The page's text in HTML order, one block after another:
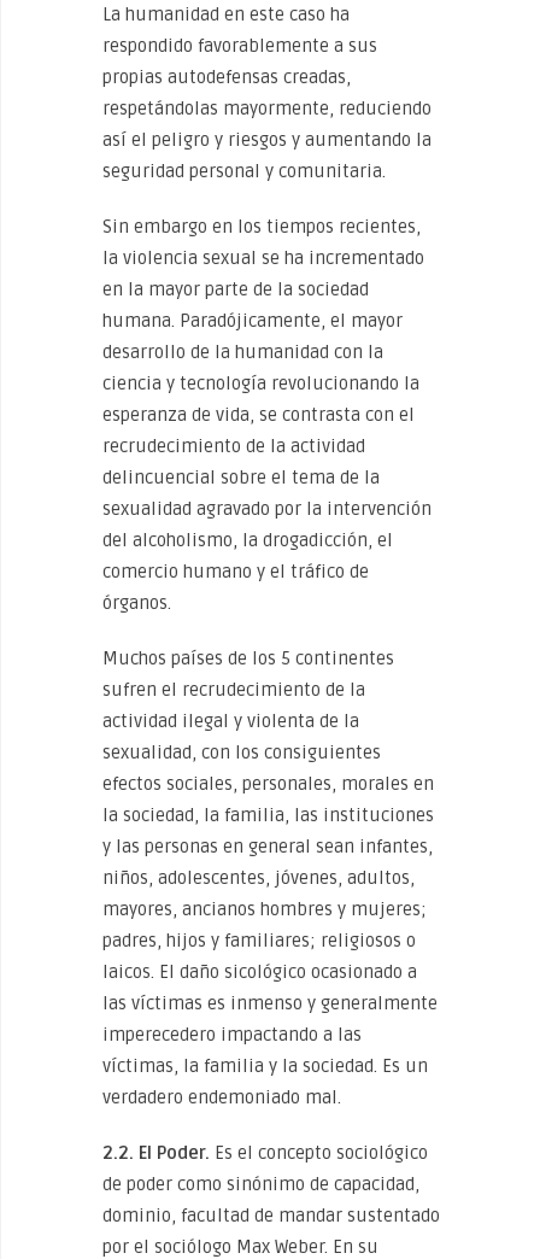
La humanidad en este caso ha
respondido favorablemente a sus
propias autodefensas creadas,
respetándolas mayormente, reduciendo
así el peligro y riesgos y aumentando la
seguridad personal y comunitaria.
Sin embargo en los tiempos recientes,
la violencia sexual se ha incrementado
en la mayor parte de la sociedad
humana. Paradójicamente, el mayor
desarrollo de la humanidad con la
ciencia y tecnología revolucionando la
esperanza de vida, se contrasta con el
recrudecimiento de la actividad
delincuencial sobre el tema de la
sexualidad agravado por la intervención
del alcoholismo, la drogadicción, el
comercio humano y el tráfico de
órganos.
Muchos países de los 5 continentes
sufren el recrudecimiento de la
actividad ilegal y violenta de la
sexualidad, con los consiguientes
efectos sociales, personales, morales en
la sociedad, la familia, las instituciones
y las personas en general sean infantes,
niños, adolescentes, jóvenes, adultos,
mayores, ancianos hombres y mujeres;
padres, hijos y familiares; religiosos o
laicos. El daño sicológico ocasionado a
las víctimas es inmenso y generalmente
imperecedero impactando a las
víctimas, la familia y la sociedad. Es un
verdadero endemoniado mal.
2.2. El Poder. Es el concepto sociológico
de poder como sinónimo de capacidad,
dominio, facultad de mandar sustentado
por el sociólogo Max Weber. En su